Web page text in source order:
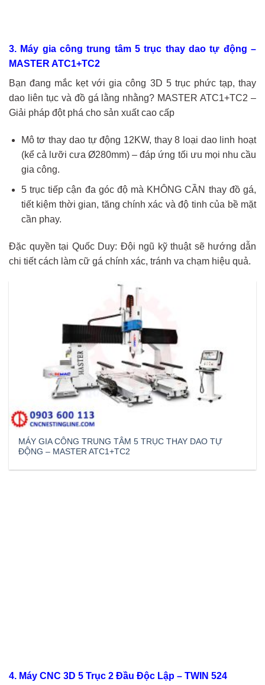
3. Máy gia công trung tâm 5 trục thay dao tự động –
MASTER ATC1+TC2
Bạn đang mắc kẹt với gia công 3D 5 trục phức tạp, thay
dao liên tục và đồ gá lằng nhằng? MASTER ATC1+TC2 –
Giải pháp đột phá cho sản xuất cao cấp
Mô tơ thay dao tự động 12KW, thay 8 loại dao linh hoạt
(kể cả lưỡi cưa Ø280mm) – đáp ứng tối ưu mọi nhu cầu
gia công.
5 trục tiếp cận đa góc độ mà KHÔNG CẦN thay đồ gá,
tiết kiệm thời gian, tăng chính xác và độ tinh của bề mặt
cần phay.
Đặc quyền tại Quốc Duy: Đội ngũ kỹ thuật sẽ hướng dẫn
chi tiết cách làm cữ gá chính xác, tránh va chạm hiệu quả.
MÁY GIA CÔNG TRUNG TÂM 5 TRỤC THAY DAO TỰ
ĐỘNG – MASTER ATC1+TC2
4. Máy CNC 3D 5 Trục 2 Đầu Độc Lập – TWIN 524